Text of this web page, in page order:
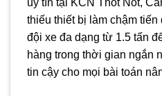
uy tín tại KCN Thốt Nốt,
thiếu thiết bị làm chậm
đội xe đa dạng từ 1.5 tấn
hàng trong thời gian ngắn
tin cậy cho mọi bài toán